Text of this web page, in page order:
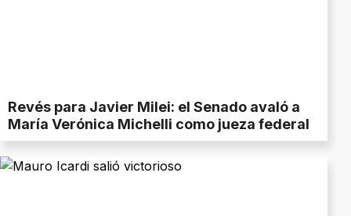
Revés para Javier Milei: el Senado avaló a
María Verónica Michelli como jueza federal